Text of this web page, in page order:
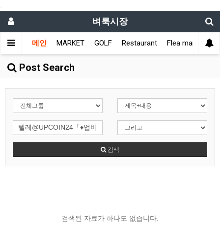
.
벼룩시장
메인 MARKET GOLF Restaurant Flea market
Post Search
검색
검색된 자료가 하나도 없습니다.